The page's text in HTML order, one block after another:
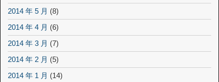
2014 年 5 月 (8)
2014 年 4 月 (6)
2014 年 3 月 (7)
2014 年 2 月 (5)
2014 年 1 月 (14)